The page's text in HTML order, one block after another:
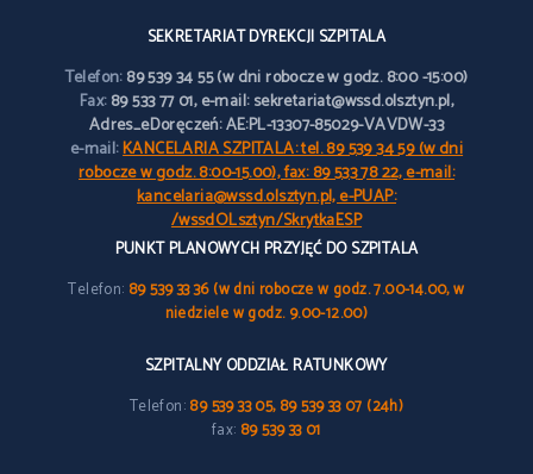
SEKRETARIAT DYREKCJI SZPITALA
Telefon:89 539 34 55 (w dni robocze w godz. 8:00 -15:00)
Fax:89 533 77 01, e-mail: sekretariat@wssd.olsztyn.pl,
Adres_eDoręczeń: AE:PL-13307-85029-VAVDW-33
e-mail:KANCELARIA SZPITALA: tel. 89 539 34 59 (w dni
robocze w godz. 8:00-15.00), fax: 89 533 78 22, e-mail:
kancelaria@wssd.olsztyn.pl, e-PUAP:
/wssdOLsztyn/SkrytkaESP
PUNKT PLANOWYCH PRZYJĘĆ DO SZPITALA
Telefon: 89 539 33 36 (w dni robocze w godz. 7.00-14.00, w
niedziele w godz. 9.00-12.00)
SZPITALNY ODDZIAŁ RATUNKOWY
Telefon:89 539 33 05, 89 539 33 07 (24h)
fax: 89 539 33 01